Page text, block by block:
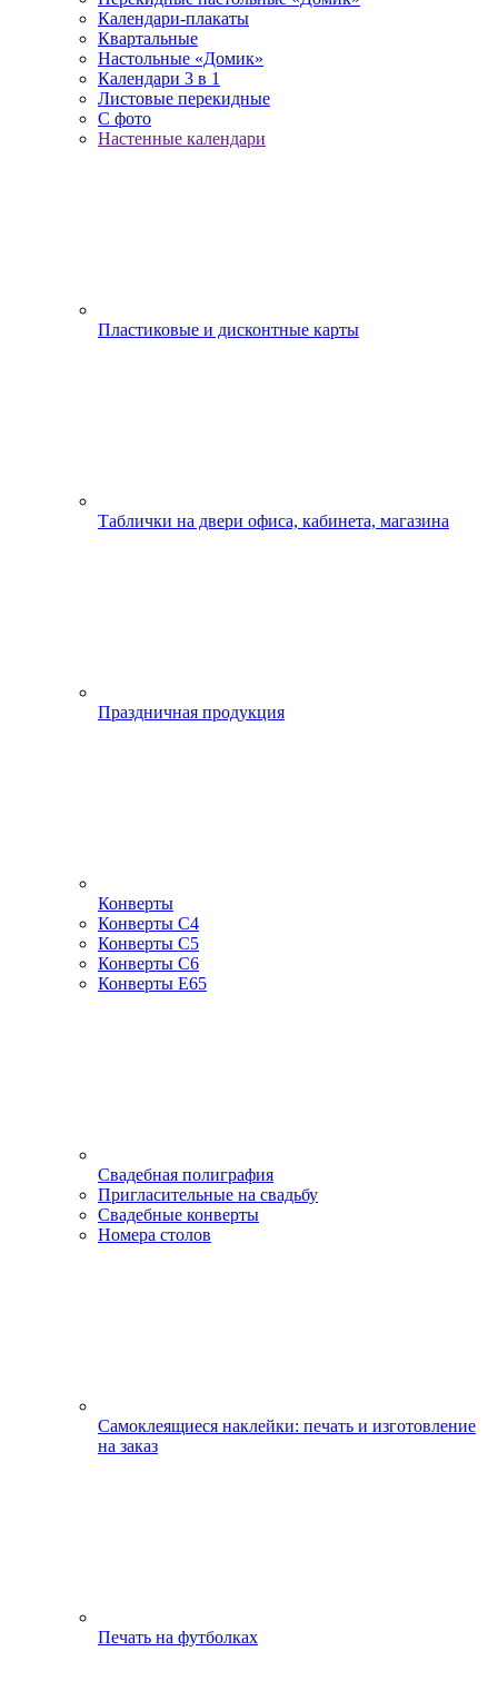
Календари-плакаты
Квартальные
Настольные «Домик»
Календари 3 в 1
Листовые перекидные
С фото
Настенные календари
Пластиковые и дисконтные карты
Таблички на двери офиса, кабинета, магазина
Праздничная продукция
Конверты
Конверты С4
Конверты С5
Конверты С6
Конверты Е65
Свадебная полиграфия
Пригласительные на свадьбу
Свадебные конверты
Номера столов
Самоклеящиеся наклейки: печать и изготовление
на заказ
Печать на футболках